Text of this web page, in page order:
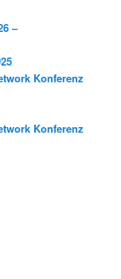
–
Konferenz
Konferenz